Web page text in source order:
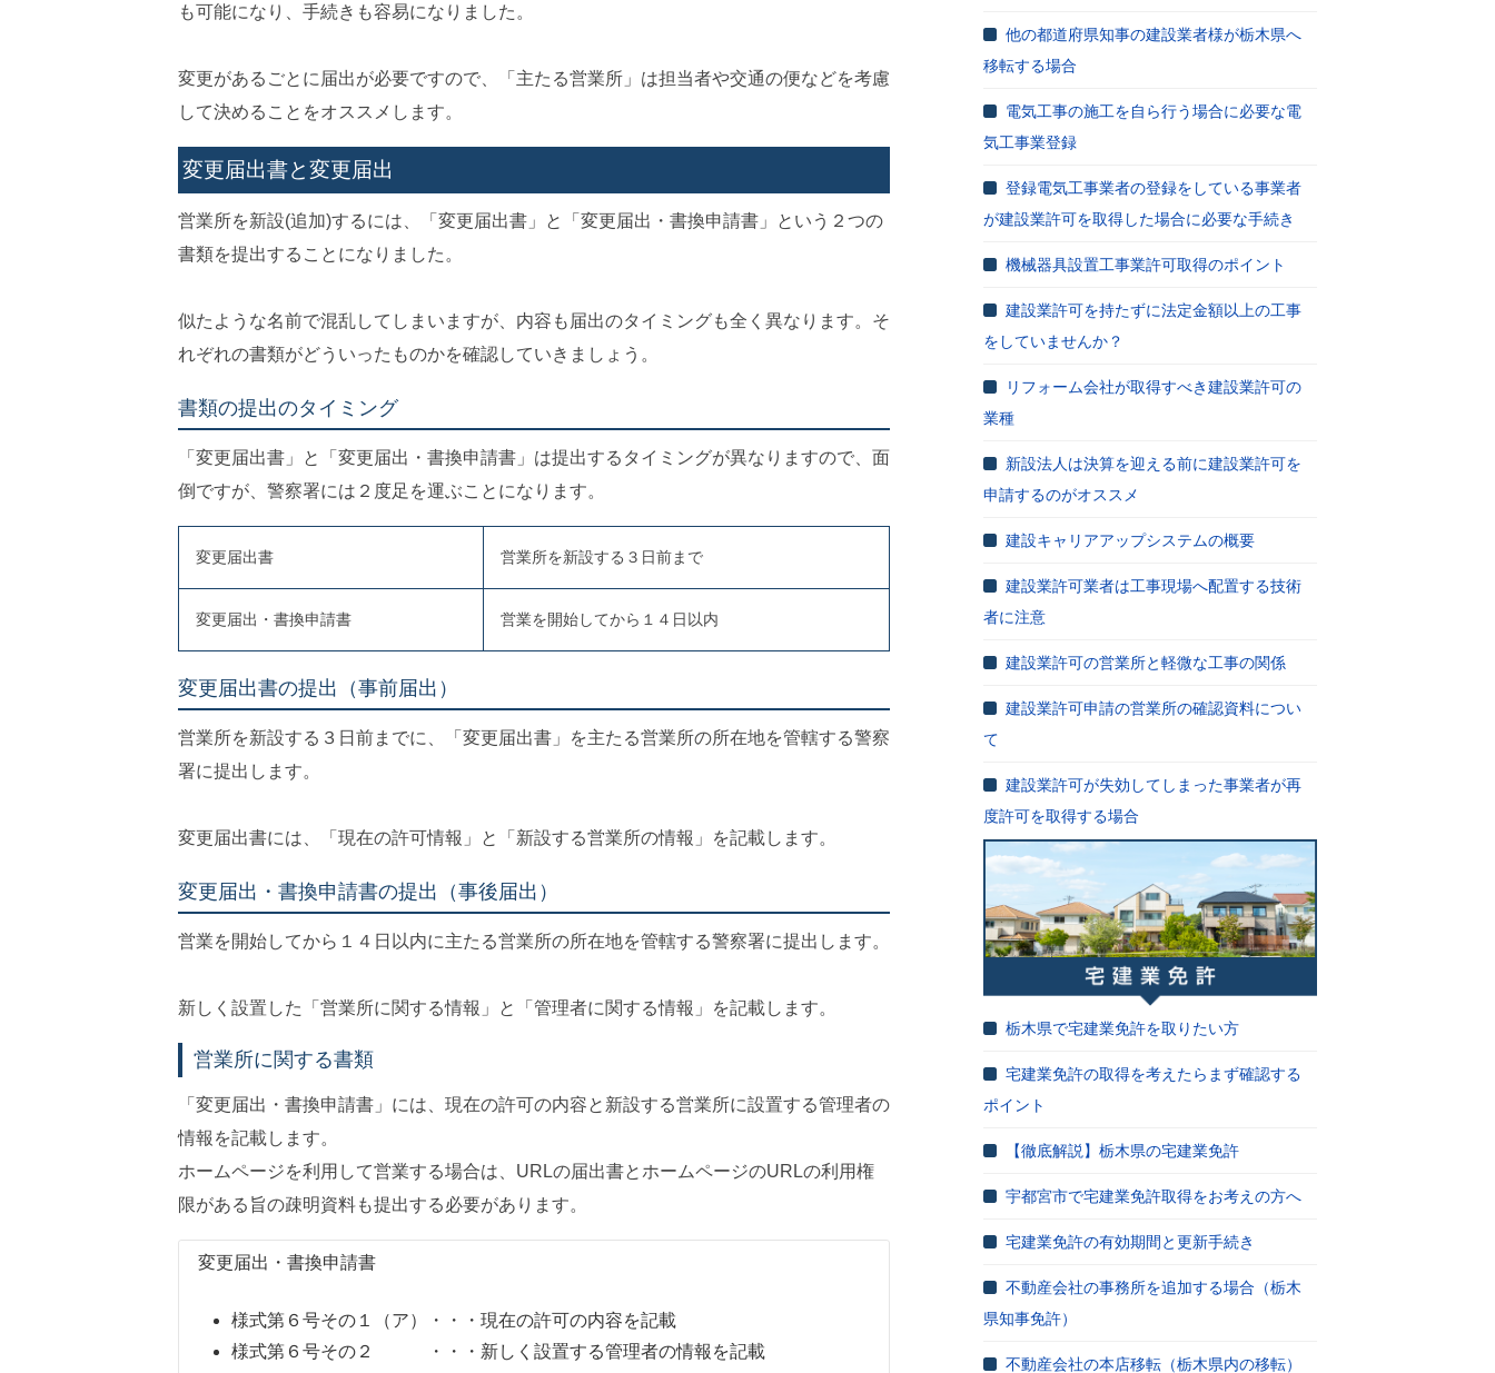
も可能になり、手続きも容易になりました。
変更があるごとに届出が必要ですので、「主たる営業所」は担当者や交通の便などを考慮
して決めることをオススメします。
変更届出書と変更届出
営業所を新設(追加)するには、「変更届出書」と「変更届出・書換申請書」という２つの
書類を提出することになりました。
似たような名前で混乱してしまいますが、内容も届出のタイミングも全く異なります。そ
れぞれの書類がどういったものかを確認していきましょう。
書類の提出のタイミング
「変更届出書」と「変更届出・書換申請書」は提出するタイミングが異なりますので、面
倒ですが、警察署には２度足を運ぶことになります。
変更届出書 営業所を新設する３日前まで
変更届出・書換申請書 営業を開始してから１４日以内
変更届出書の提出（事前届出）
営業所を新設する３日前までに、「変更届出書」を主たる営業所の所在地を管轄する警察
署に提出します。
変更届出書には、「現在の許可情報」と「新設する営業所の情報」を記載します。
変更届出・書換申請書の提出（事後届出）
営業を開始してから１４日以内に主たる営業所の所在地を管轄する警察署に提出します。
新しく設置した「営業所に関する情報」と「管理者に関する情報」を記載します。
営業所に関する書類
「変更届出・書換申請書」には、現在の許可の内容と新設する営業所に設置する管理者の
情報を記載します。
ホームページを利用して営業する場合は、URLの届出書とホームページのURLの利用権
限がある旨の疎明資料も提出する必要があります。
変更届出・書換申請書
様式第６号その１（ア）・・・現在の許可の内容を記載
様式第６号その２ ・・・新しく設置する管理者の情報を記載
他の都道府県知事の建設業者様が栃木県へ
移転する場合
電気工事の施工を自ら行う場合に必要な電
気工事業登録
登録電気工事業者の登録をしている事業者
が建設業許可を取得した場合に必要な手続き
機械器具設置工事業許可取得のポイント
建設業許可を持たずに法定金額以上の工事
をしていませんか？
リフォーム会社が取得すべき建設業許可の
業種
新設法人は決算を迎える前に建設業許可を
申請するのがオススメ
建設キャリアアップシステムの概要
建設業許可業者は工事現場へ配置する技術
者に注意
建設業許可の営業所と軽微な工事の関係
建設業許可申請の営業所の確認資料につい
て
建設業許可が失効してしまった事業者が再
度許可を取得する場合
栃木県で宅建業免許を取りたい方
宅建業免許の取得を考えたらまず確認する
ポイント
【徹底解説】栃木県の宅建業免許
宇都宮市で宅建業免許取得をお考えの方へ
宅建業免許の有効期間と更新手続き
不動産会社の事務所を追加する場合（栃木
県知事免許）
不動産会社の本店移転（栃木県内の移転）